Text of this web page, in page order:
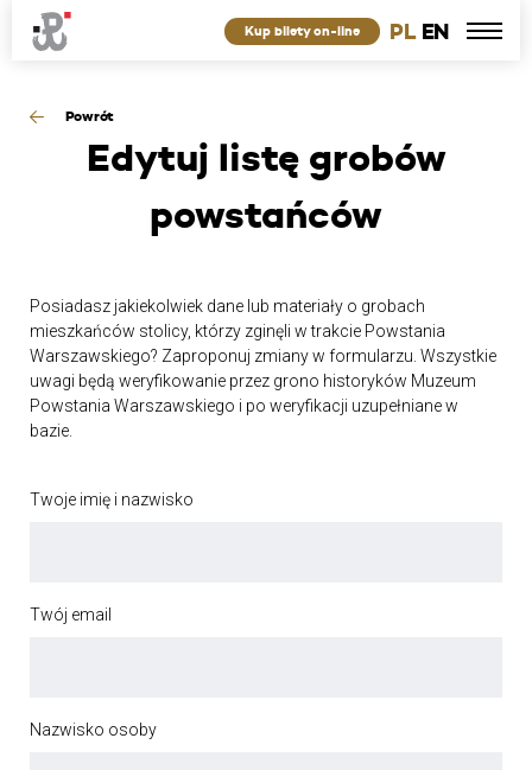
PL EN
Kup bilety on-line
Powrót
Edytuj listę grobów
powstańców
Posiadasz jakiekolwiek dane lub materiały o grobach
mieszkańców stolicy, którzy zginęli w trakcie Powstania
Warszawskiego? Zaproponuj zmiany w formularzu. Wszystkie
uwagi będą weryfikowanie przez grono historyków Muzeum
Powstania Warszawskiego i po weryfikacji uzupełniane w
bazie.
Twoje imię i nazwisko
Twój email
Nazwisko osoby